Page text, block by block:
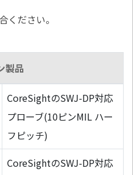
ださい。
製品
CoreSightのSWJ-DP対応
プローブ(10ピンMIL ハー
フピッチ)
CoreSightのSWJ-DP対応